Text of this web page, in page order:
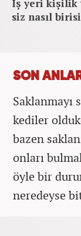
İş yeri kişilik
siz nasıl
SON
Saklanmayı
kediler
bazen
onları
öyle bir
neredeyse